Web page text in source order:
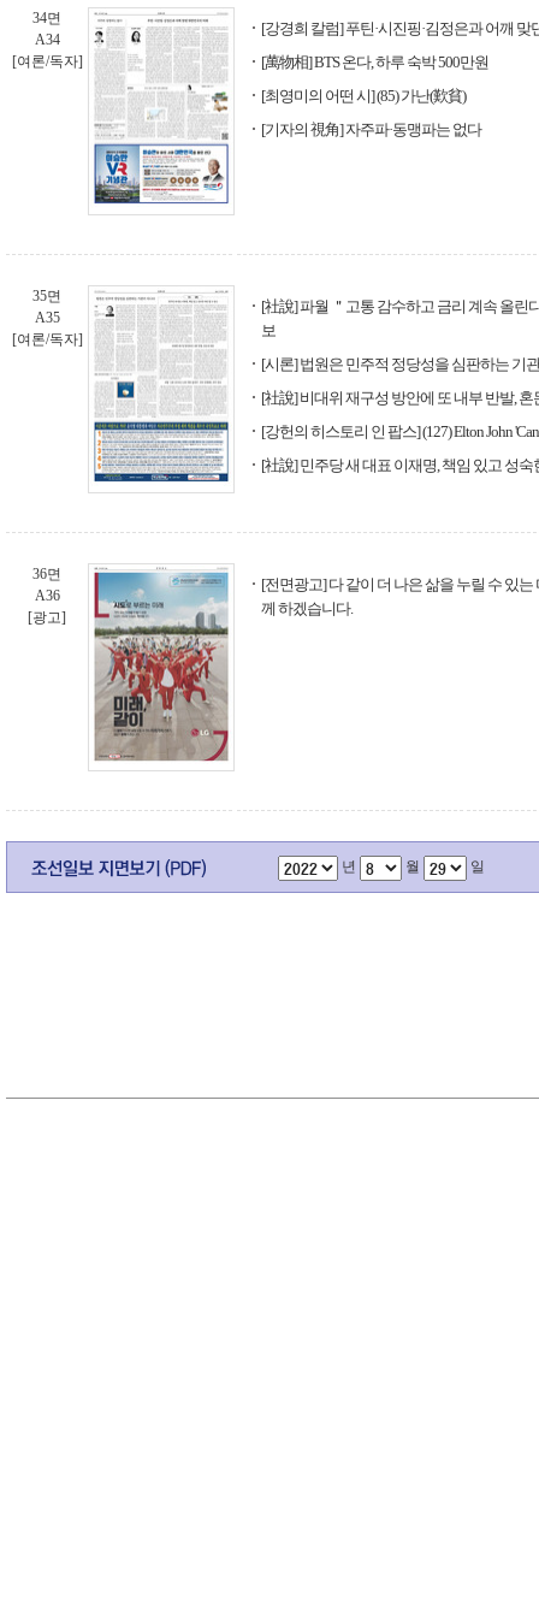
34면
A34
[여론/독자]
[강경희 칼럼] 푸틴·시진핑·김정은과 어깨 맞
[萬物相] BTS 온다, 하루 숙박 500만원
[최영미의 어떤 시] (85) 가난(歎貧)
[기자의 視角] 자주파·동맹파는 없다
35면
A35
[여론/독자]
[社說] 파월 ＂고통 감수하고 금리 계속 올린
보
[시론] 법원은 민주적 정당성을 심판하는 기
[社說] 비대위 재구성 방안에 또 내부 반발, 혼
[강헌의 히스토리 인 팝스] (127) Elton John
[社說] 민주당 새 대표 이재명, 책임 있고 성숙
36면
A36
[광고]
[전면광고] 다 같이 더 나은 삶을 누릴 수 있
께 하겠습니다.
년 월 일